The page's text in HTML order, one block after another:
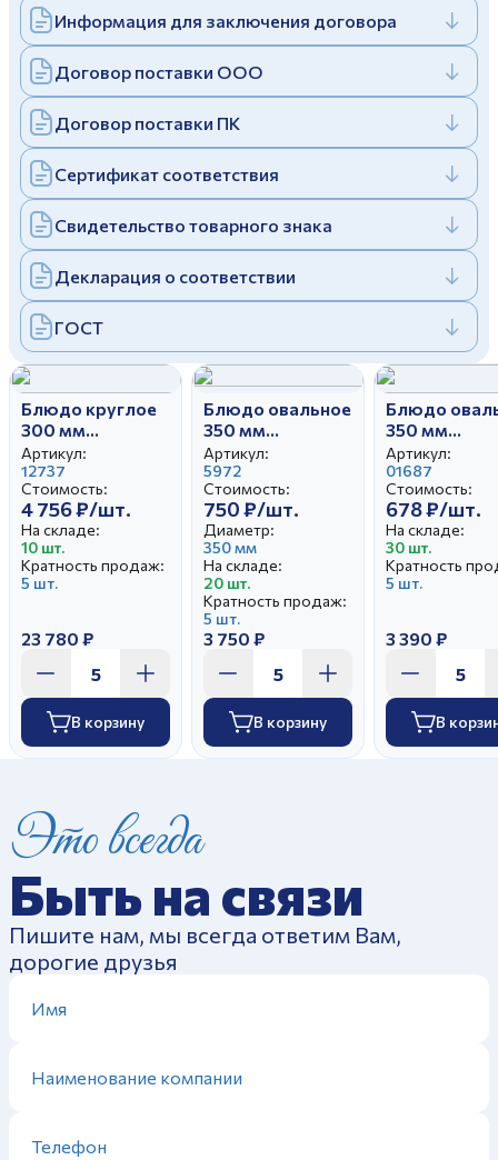
Отправить
Заполняя и отправляя форму, вы соглашаетесь
cполитикой конфиденциальности
Заполняя и отправляя форму, вы соглашаетесь
cполитикой конфиденциальности
Дулевский фарфоровый завод ©
Политика конфиденциальности
Информация для заключения договора
Договор поставки ООО
Договор поставки ПК
Сертификат соответствия
Свидетельство товарного знака
Декларация о соответствии
ГОСТ
Блюдо круглое
300 мм
Вырезной край
Красавица
Артикул:
12737
Стоимость:
4 756 ₽/шт.
На складе:
10 шт.
Кратность продаж:
5 шт.
23 780 ₽
В корзину
Блюдо овальное
350 мм
Вырезной край
Отводка
золотом
Артикул:
5972
Стоимость:
750 ₽/шт.
Диаметр:
350 мм
На складе:
20 шт.
Кратность продаж:
5 шт.
3 750 ₽
В корзину
Блюдо
350 мм
Вырезной
Отводка
люстром
Артикул:
01687
Стоимость:
678 ₽/шт.
На складе:
30 шт.
Кратность
5 шт.
3 390 ₽
В
Это всегда
Быть на связи
Пишите нам, мы всегда ответим Вам,
дорогие друзья